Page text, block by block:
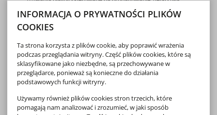
koncepcja założenia na terenie muzeum ogrodu roślin
leczniczych. Moje argumenty padły na wyjątkowo podatny
grunt, pisał mgr Chochlew, wspominając początki
współpracy z dyrektorem muzeum, mgr. Kazimierzem
hołdem, złożonym patronowi muzeum, ks. Krzysztofowi
Klukowi. Podstawowym założeniem twórców ogrodu było
odtworzenie w naturze Regestru roślin zdatnych do zażycia
lekarskiego, uważanego za kompendium wiedzy
farmakognostycznej okresu Oświecenia. Uroczystego
otwarcia Ogrodu roślin zdatnych do zażycia lekarskiego
dokonano 23 czerwca 1984 roku. Ta niecodzienna
przyrodnicza ekspozycja zasłynęła wkrótce jako obiekt, który
zostały docenione także przez Resort Kultury i Sztuki, który
uznał utworzenie ogrodu za wybitne osiągnięcie, przyznając
jego twórcom nagrodę drugiego stopnia w ogólnopolskim
INFORMACJA O PRYWATNOŚCI PLIKÓW
COOKIES
Ta strona korzysta z plików cookie, aby poprawić wrażenia
podczas przeglądania witryny. Część plików cookies, które są
sklasyfikowane jako niezbędne, są przechowywane w
przeglądarce, ponieważ są konieczne do działania
podstawowych funkcji witryny.
Używamy również plików cookies stron trzecich, które
pomagają nam analizować i zrozumieć, w jaki sposób